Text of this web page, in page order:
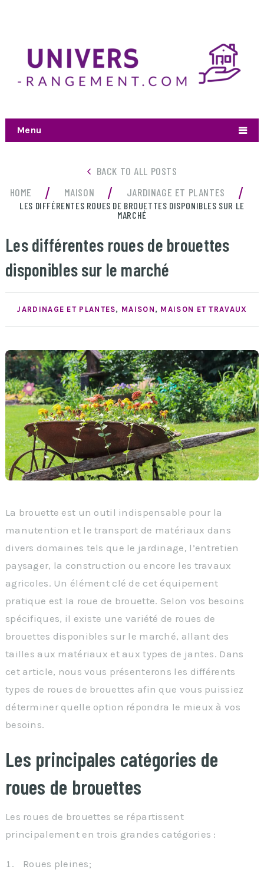
Menu
BACK TO ALL POSTS
HOME
/ MAISON / JARDINAGE ET PLANTES /
LES DIFFÉRENTES ROUES DE BROUETTES DISPONIBLES SUR LE
MARCHÉ
Les différentes roues de brouettes
disponibles sur le marché
JARDINAGE ET PLANTES, MAISON , MAISON ET TRAVAUX
La brouette est un outil indispensable pour la
manutention et le transport de matériaux dans
divers domaines tels que le jardinage, l’entretien
paysager, la construction ou encore les travaux
agricoles. Un élément clé de cet équipement
pratique est la roue de brouette. Selon vos besoins
spécifiques, il existe une variété de roues de
brouettes disponibles sur le marché, allant des
tailles aux matériaux et aux types de jantes. Dans
cet article, nous vous présenterons les différents
types de roues de brouettes afin que vous puissiez
déterminer quelle option répondra le mieux à vos
besoins.
Les principales catégories de
roues de brouettes
Les roues de brouettes se répartissent
principalement en trois grandes catégories :
Roues pleines;